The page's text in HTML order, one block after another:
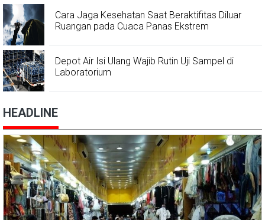
Cara Jaga Kesehatan Saat Beraktifitas Diluar
Ruangan pada Cuaca Panas Ekstrem
Depot Air Isi Ulang Wajib Rutin Uji Sampel di
Laboratorium
HEADLINE